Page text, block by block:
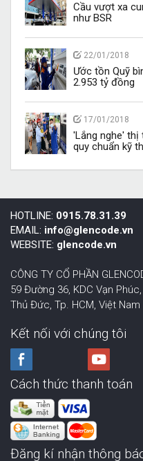
Cầu vượt xa
như BSR
22/01/2018
Ước tồn Quỹ
2.953 tỷ đồng
17/01/2018
'Lắng nghe' thị
quy chuẩn kỹ
HOTLINE: 0915.78.31.39
EMAIL: info@glencode.vn
WEBSITE: glencode.vn
CÔNG TY CỔ PHẦN
59 Đường 36, KDC Vạn
Thủ Đức, Tp. HCM, Việt Nam
Kết nối với chúng tôi
Cách thức thanh toán
Đăng kí nhận thông